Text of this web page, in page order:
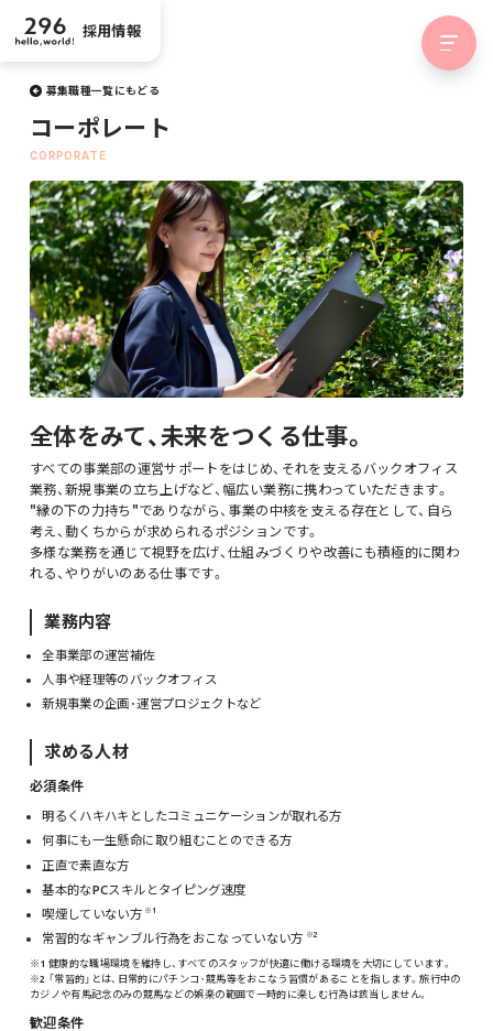
採用情報
募集職種一覧にもどる
コーポレート
全体をみて、未来をつくる仕事。
すべての事業部の運営サポートをはじめ、それを支えるバックオフィス
業務、新規事業の立ち上げなど、幅広い業務に携わっていただきます。
"縁の下の力持ち"でありながら、事業の中核を支える存在として、自ら
考え、動くちからが求められるポジションです。
多様な業務を通じて視野を広げ、仕組みづくりや改善にも積極的に関わ
れる、やりがいのある仕事です。
業務内容
全事業部の運営補佐
人事や経理等のバックオフィス
新規事業の企画･運営プロジェクトなど
求める人材
必須条件
明るくハキハキとしたコミュニケーションが取れる方
何事にも一生懸命に取り組むことのできる方
正直で素直な方
基本的なPCスキルとタイピング速度
喫煙していない方 ※1
常習的なギャンブル行為をおこなっていない方 ※2
※1 健康的な職場環境を維持し、すべてのスタッフが快適に働ける環境を大切にしています。
※2 「常習的」とは、日常的にパチンコ･競馬等をおこなう習慣があることを指します。旅行中の
カジノや有馬記念のみの競馬などの娯楽の範囲で一時的に楽しむ行為は該当しません。
歓迎条件